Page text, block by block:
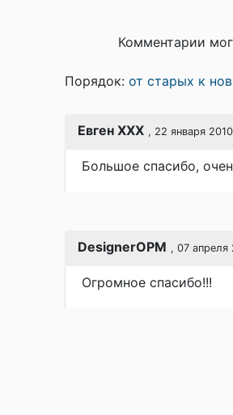
Комментарии
Порядок: от старых к
Евген XXX , 22 января
Большое спасибо,
DesignerOPM , 07 апреля
Огромное спасибо!!!